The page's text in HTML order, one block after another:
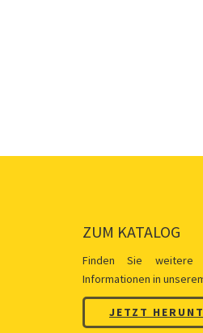
ZUM KATALOG
Finden Sie weitere
Informationen in
JETZT